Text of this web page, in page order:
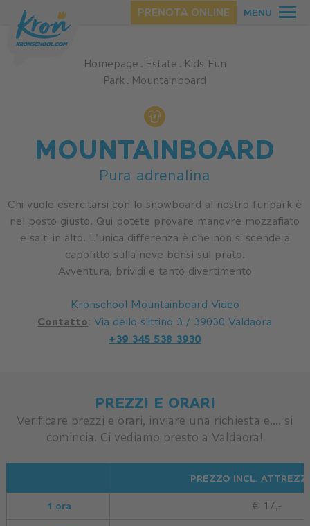
PRENOTA ONLINE MENU
INVERNO
Homepage . Estate . Kids Fun
Park . Mountainboard
MOUNTAINBOARD
Pura adrenalina
Chi vuole esercitarsi con lo snowboard al nostro funpark è
nel posto giusto. Qui potete provare manovre mozzafiato
e salti in alto. L’unica differenza è che non si scende a
capofitto sulla neve bensì sul prato.
Avventura, brividi e tanto divertimento
Kronschool Mountainboard Video
Contatto:Via dello slittino 3 / 39030 Valdaora
+39 345 538 3930​​
PREZZI E ORARI
Verificare prezzi e orari, inviare una richiesta e.... si
comincia. Ci vediamo presto a Valdaora!
PREZZO INCL.
1 ora € 17,-